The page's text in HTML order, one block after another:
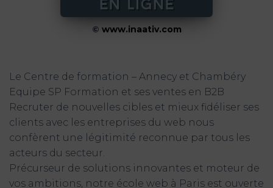
© www.inaativ.com
Le Centre de formation – Annecy et Chambéry
Equipe SP Formation et ses ventes en B2B
Recruter de nouvelles cibles et mieux fidéliser ses
clients avec les entreprises du web nous
confèrent une légitimité reconnue par tous les
acteurs du secteur.
Précurseur de solutions innovantes et moteur de
vos ambitions, notre école web à Paris est ouverte